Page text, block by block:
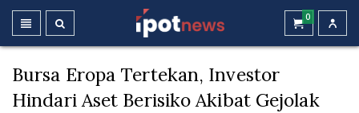
0
Bursa Eropa Tertekan, Investor
Hindari Aset Berisiko Akibat Gejolak